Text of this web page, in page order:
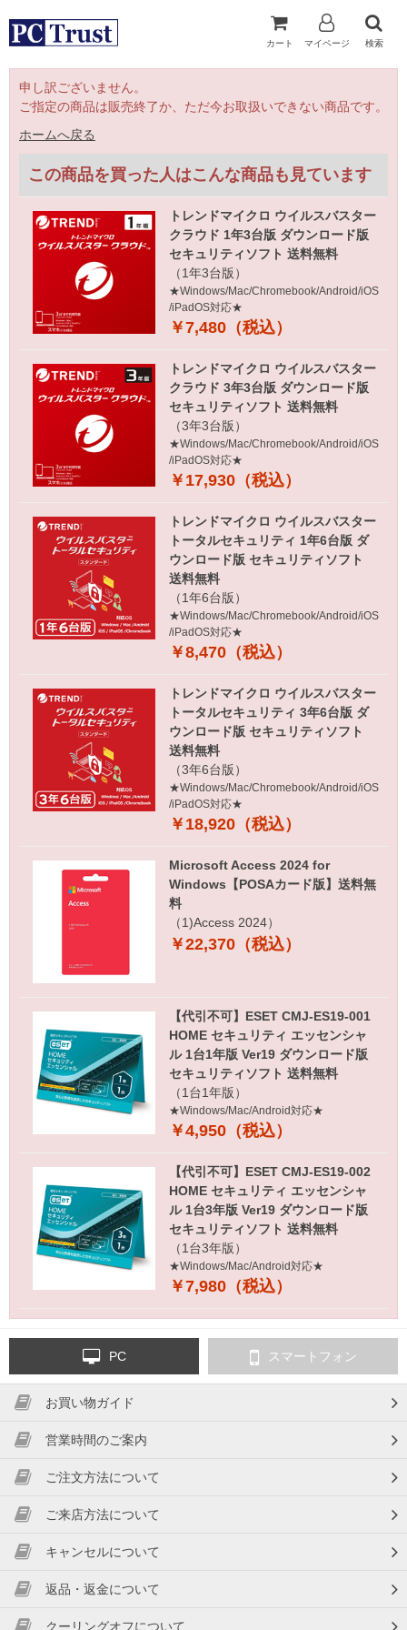
カート マイページ 検索
申し訳ございません。
ご指定の商品は販売終了か、ただ今お取扱いできない商品です。
ホームへ戻る
この商品を買った人はこんな商品も見ています
トレンドマイクロ ウイルスバスター
クラウド 1年3台版 ダウンロード版
セキュリティソフト 送料無料
（1年3台版）
★Windows/Mac/Chromebook/Android/iOS
/iPadOS対応★
￥7,480（税込）
トレンドマイクロ ウイルスバスター
クラウド 3年3台版 ダウンロード版
セキュリティソフト 送料無料
（3年3台版）
★Windows/Mac/Chromebook/Android/iOS
/iPadOS対応★
￥17,930（税込）
トレンドマイクロ ウイルスバスター
トータルセキュリティ 1年6台版 ダ
ウンロード版 セキュリティソフト
送料無料
（1年6台版）
★Windows/Mac/Chromebook/Android/iOS
/iPadOS対応★
￥8,470（税込）
トレンドマイクロ ウイルスバスター
トータルセキュリティ 3年6台版 ダ
ウンロード版 セキュリティソフト
送料無料
（3年6台版）
★Windows/Mac/Chromebook/Android/iOS
/iPadOS対応★
￥18,920（税込）
Microsoft Access 2024 for
Windows【POSAカード版】送料無
料
（1)Access 2024）
￥22,370（税込）
【代引不可】ESET CMJ-ES19-001
HOME セキュリティ エッセンシャ
ル 1台1年版 Ver19 ダウンロード版
セキュリティソフト 送料無料
（1台1年版）
★Windows/Mac/Android対応★
￥4,950（税込）
【代引不可】ESET CMJ-ES19-002
HOME セキュリティ エッセンシャ
ル 1台3年版 Ver19 ダウンロード版
セキュリティソフト 送料無料
（1台3年版）
★Windows/Mac/Android対応★
￥7,980（税込）
PC スマートフォン
お買い物ガイド
営業時間のご案内
ご注文方法について
ご来店方法について
キャンセルについて
返品・返金について
クーリングオフについて